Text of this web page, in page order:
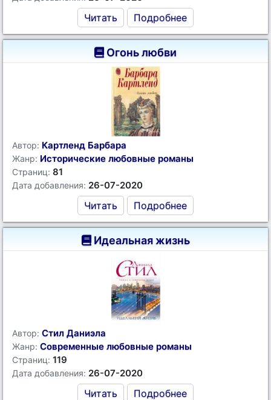
Читать Подробнее
Огонь любви
Автор: Картленд Барбара
Жанр: Исторические любовные романы
Страниц: 81
Дата добавления: 26-07-2020
Читать Подробнее
Идеальная жизнь
Автор: Стил Даниэла
Жанр: Современные любовные романы
Страниц: 119
Дата добавления: 26-07-2020
Читать Подробнее